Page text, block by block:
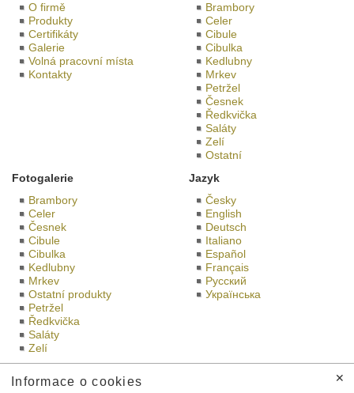
O firmě
Produkty
Certifikáty
Galerie
Volná pracovní místa
Kontakty
Brambory
Celer
Cibule
Cibulka
Kedlubny
Mrkev
Petržel
Česnek
Ředkvička
Saláty
Zelí
Ostatní
Fotogalerie
Brambory
Celer
Česnek
Cibule
Cibulka
Kedlubny
Mrkev
Ostatní produkty
Petržel
Ředkvička
Saláty
Zelí
Jazyk
Česky
English
Deutsch
Italiano
Español
Français
Русский
Українська
Informace o cookies ✕